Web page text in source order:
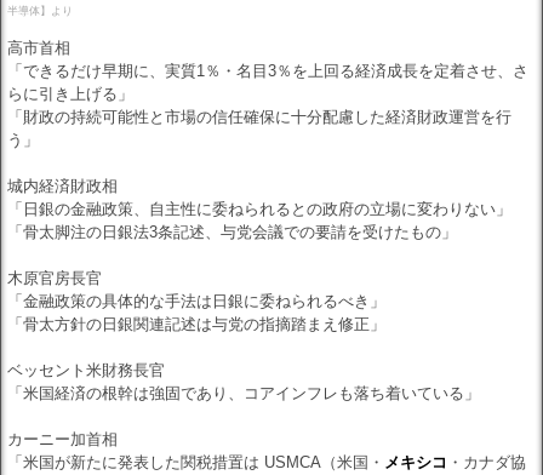
半導体】より
高市首相
「できるだけ早期に、実質1％・名目3％を上回る経済成長を定着させ、さ
らに引き上げる」
「財政の持続可能性と市場の信任確保に十分配慮した経済財政運営を行
う」
城内経済財政相
「日銀の金融政策、自主性に委ねられるとの政府の立場に変わりない」
「骨太脚注の日銀法3条記述、与党会議での要請を受けたもの」
木原官房長官
「金融政策の具体的な手法は日銀に委ねられるべき」
「骨太方針の日銀関連記述は与党の指摘踏まえ修正」
ベッセント米財務長官
「米国経済の根幹は強固であり、コアインフレも落ち着いている」
カーニー加首相
「米国が新たに発表した関税措置は USMCA（米国・ メキシコ ・カナダ協